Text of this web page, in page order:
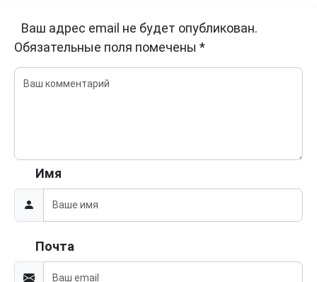
Ваш адрес email не будет опубликован.
Обязательные поля помечены *
Имя
Почта